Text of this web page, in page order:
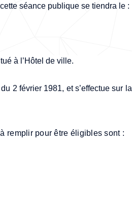
séance publique se tiendra le :
à l’Hôtel de ville.
2 février 1981, et s’effectue sur la
remplir pour être éligibles sont :